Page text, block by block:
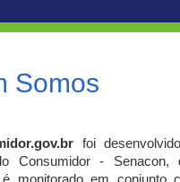
Somos
foi
Consumidor - Senacon,